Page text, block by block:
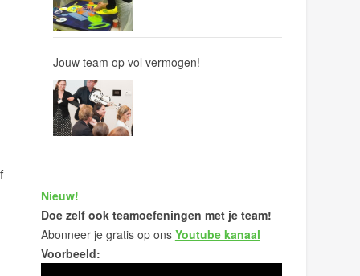
Jouw team op vol vermogen!
Nieuw!
Doe zelf ook teamoefeningen met je team!
Abonneer je gratis op ons Youtube kanaal
Voorbeeld: